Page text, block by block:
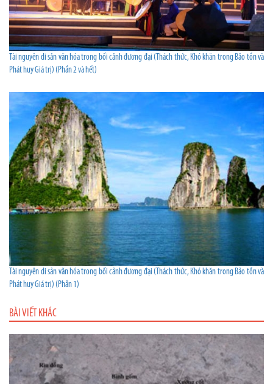
Tài nguyên di sản văn hóa trong bối cảnh đương đại (Thách thức, Khó khăn trong Bảo tồn và
Phát huy Giá trị) (Phần 2 và hết)
Tài nguyên di sản văn hóa trong bối cảnh đương đại (Thách thức, Khó khăn trong Bảo tồn và
Phát huy Giá trị) (Phần 1)
BÀI VIẾT KHÁC